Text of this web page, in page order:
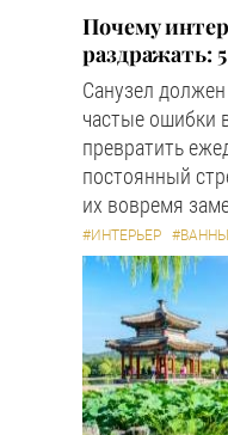
Почему
раздражать:
Санузел
частые ошибки
превратить
постоянный
их вовремя
#ИНТЕРЬЕР